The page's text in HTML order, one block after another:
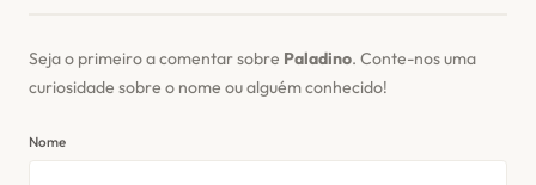
Seja o primeiro a comentar sobre Paladino. Conte-nos uma
curiosidade sobre o nome ou alguém conhecido!
Nome